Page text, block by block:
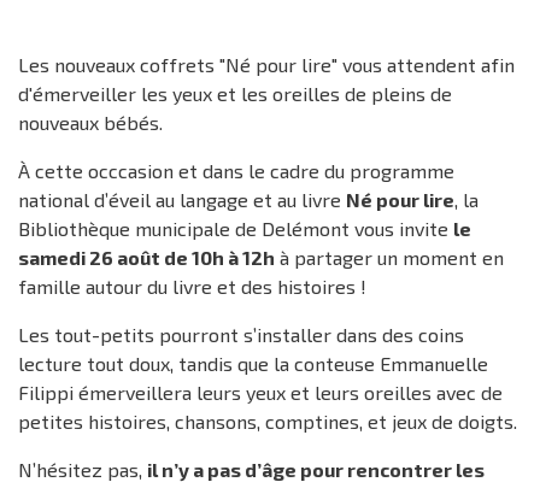
Les nouveaux coffrets "Né pour lire" vous attendent afin
d'émerveiller les yeux et les oreilles de pleins de
nouveaux bébés.
À cette occcasion et dans le cadre du programme
national d’éveil au langage et au livre Né pour lire , la
Bibliothèque municipale de Delémont vous invite le
samedi 26 août de 10h à 12h à partager un moment en
famille autour du livre et des histoires !
Les tout-petits pourront s’installer dans des coins
lecture tout doux, tandis que la conteuse Emmanuelle
Filippi émerveillera leurs yeux et leurs oreilles avec de
petites histoires, chansons, comptines, et jeux de doigts.
N’hésitez pas, il n’y a pas d’âge pour rencontrer les